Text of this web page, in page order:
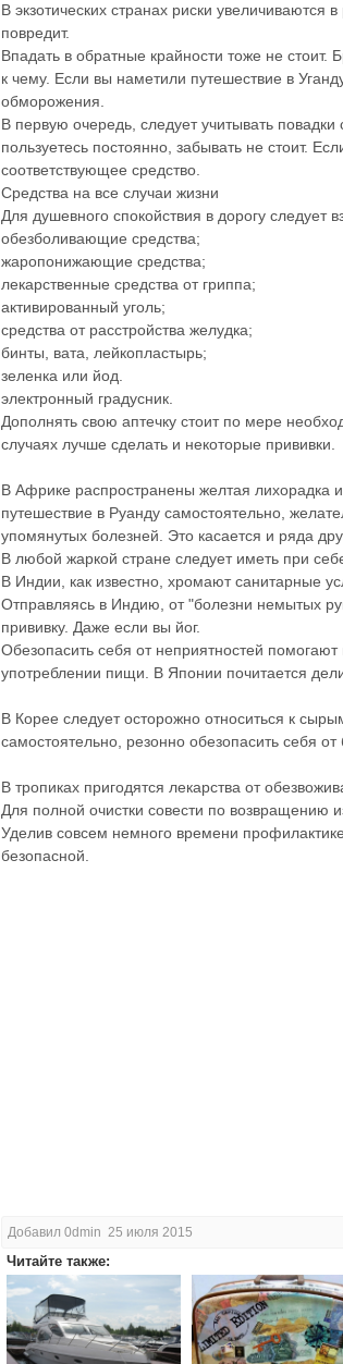
В экзотических странах риски
повредит.
Впадать в обратные крайности тоже не стоит.
к чему. Если вы наметили путешествие в
обморожения.
В первую очередь, следует учитывать
пользуетесь постоянно, забывать не стоит.
соответствующее средство.
Средства на все случаи жизни
Для душевного спокойствия в дорогу следует
обезболивающие средства;
жаропонижающие средства;
лекарственные средства от гриппа;
активированный уголь;
средства от расстройства желудка;
бинты, вата, лейкопластырь;
зеленка или йод.
электронный градусник.
Дополнять свою аптечку стоит по мере
случаях лучше сделать и некоторые прививки.
В Африке распространены желтая лихорадка
путешествие в Руанду самостоятельно,
упомянутых болезней. Это касается и ряда
В любой жаркой стране следует иметь при
В Индии, как известно, хромают санитарные
Отправляясь в Индию, от "болезни немытых
прививку. Даже если вы йог.
Обезопасить себя от неприятностей
употреблении пищи. В Японии почитается
В Корее следует осторожно относиться к
самостоятельно, резонно обезопасить себя
В тропиках пригодятся лекарства от
Для полной очистки совести по возвращению
Уделив совсем немного времени
безопасной.
Добавил 0dmin 25 июля 2015
Читайте также: